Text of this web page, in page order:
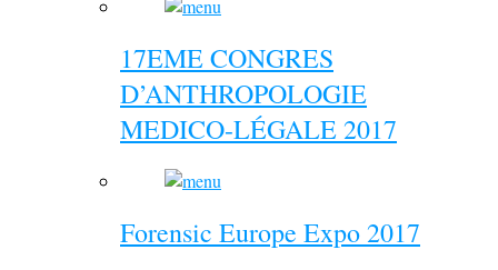
17EME CONGRES
D’ANTHROPOLOGIE
MEDICO-LÉGALE 2017
Forensic Europe Expo 2017